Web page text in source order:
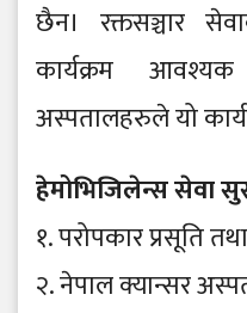
छैन। रक्तसञ्चार
कार्यक्रम
अस्पतालहरुले यो
हेमोभिजिलेन्स सेवा
१. परोपकार प्रसूति
२. नेपाल क्यान्सर